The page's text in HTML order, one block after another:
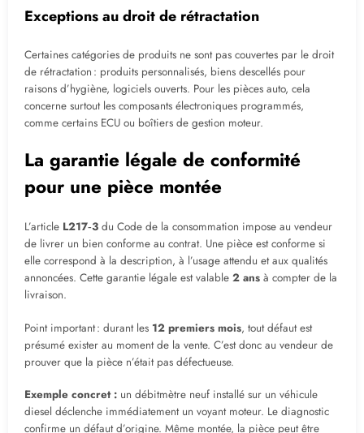
Exceptions au droit de rétractation
Certaines catégories de produits ne sont pas couvertes par le droit
de rétractation : produits personnalisés, biens descellés pour
raisons d’hygiène, logiciels ouverts. Pour les pièces auto, cela
concerne surtout les composants électroniques programmés,
comme certains ECU ou boîtiers de gestion moteur.
La garantie légale de conformité
pour une pièce montée
L’article L217‑3 du Code de la consommation impose au vendeur
de livrer un bien conforme au contrat. Une pièce est conforme si
elle correspond à la description, à l’usage attendu et aux qualités
annoncées. Cette garantie légale est valable 2 ans à compter de la
livraison.
Point important : durant les 12 premiers mois, tout défaut est
présumé exister au moment de la vente. C’est donc au vendeur de
prouver que la pièce n’était pas défectueuse.
Exemple concret : un débitmètre neuf installé sur un véhicule
diesel déclenche immédiatement un voyant moteur. Le diagnostic
confirme un défaut d’origine. Même montée, la pièce peut être